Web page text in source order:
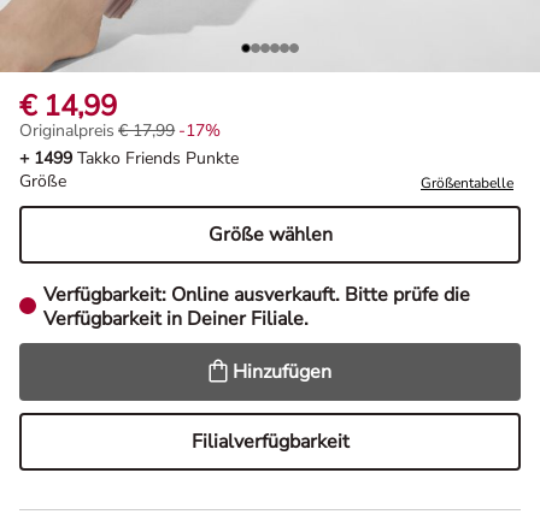
€ 14,99
Originalpreis € 17,99, Rabat -17%
Originalpreis € 17,99 -17%
+ 1499 Takko Friends Punkte
Größe
Größentabelle
Größe wählen
Verfügbarkeit: Online ausverkauft. Bitte prüfe die
Verfügbarkeit in Deiner Filiale.
Hinzufügen
Filialverfügbarkeit